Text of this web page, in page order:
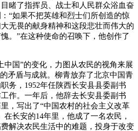
睹了指挥员、战士和人民群众浴血奋
“如果不把英雄和烈士们所创造的惊
无畏的献身精神和这段悲壮而伟大的
。”在这种使命的召唤下，他创作了
中国”的变化，力图从农民的视角来展
矛盾与成就。柳青放弃了北京中国青
务，1952年任陕西长安县县委副书
作。一年后，他辞去长安县委副书
，写出了“中国农村的社会主义改革
在长安的14年里，他成了一名农民，
解决农民生活中的难题，投身于改变